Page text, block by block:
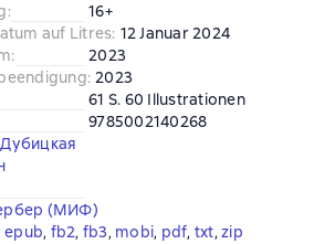
:
16+
auf Litres: 12 Januar 2024
:
2023
: 2023
61 S. 60 Illustrationen
9785002140268
(МИФ)
epub, fb2, fb3, mobi, pdf, txt, zip